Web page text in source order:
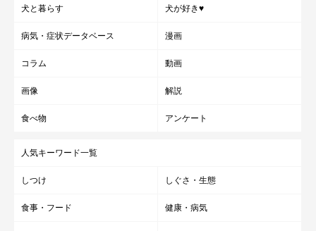
犬と暮らす 犬が好き♥
病気・症状データベース 漫画
コラム 動画
画像 解説
食べ物 アンケート
人気キーワード一覧
しつけ しぐさ・生態
食事・フード 健康・病気